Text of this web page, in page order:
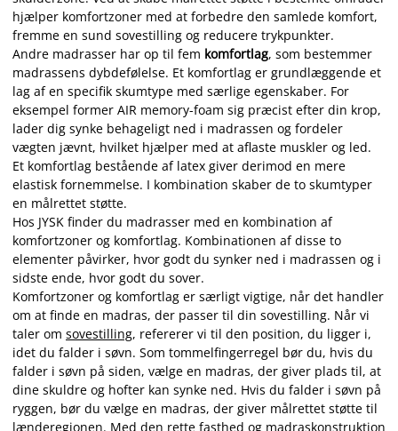
hjælper komfortzoner med at forbedre den samlede komfort,
fremme en sund sovestilling og reducere trykpunkter.
Andre madrasser har op til fem komfortlag, som bestemmer
madrassens dybdefølelse. Et komfortlag er grundlæggende et
lag af en specifik skumtype med særlige egenskaber. For
eksempel former AIR memory-foam sig præcist efter din krop,
lader dig synke behageligt ned i madrassen og fordeler
vægten jævnt, hvilket hjælper med at aflaste muskler og led.
Et komfortlag bestående af latex giver derimod en mere
elastisk fornemmelse. I kombination skaber de to skumtyper
en målrettet støtte.
Hos JYSK finder du madrasser med en kombination af
komfortzoner og komfortlag. Kombinationen af disse to
elementer påvirker, hvor godt du synker ned i madrassen og i
sidste ende, hvor godt du sover.
Komfortzoner og komfortlag er særligt vigtige, når det handler
om at finde en madras, der passer til din sovestilling. Når vi
taler om sovestilling, refererer vi til den position, du ligger i,
idet du falder i søvn. Som tommelfingerregel bør du, hvis du
falder i søvn på siden, vælge en madras, der giver plads til, at
dine skuldre og hofter kan synke ned. Hvis du falder i søvn på
ryggen, bør du vælge en madras, der giver målrettet støtte til
lænderegionen. Med den rette fasthed og madraskonstruktion